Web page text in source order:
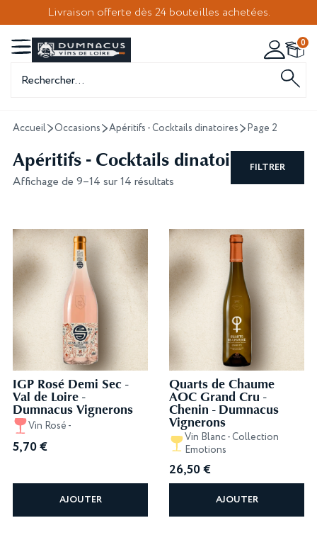
Livraison offerte dès 24 bouteilles achetées.
Recherche
de
produits
0
Accueil Occasions Apéritifs - Cocktails dinatoires Page 2
Apéritifs - Cocktails dinatoires
Affichage de 9–14 sur 14 résultats
FILTRER
IGP Rosé Demi Sec -
Val de Loire -
Dumnacus Vignerons
Vin Rosé -
5,70€
AJOUTER
Quarts de Chaume
AOC Grand Cru -
Chenin - Dumnacus
Vignerons
Vin Blanc - Collection
Emotions
26,50€
AJOUTER